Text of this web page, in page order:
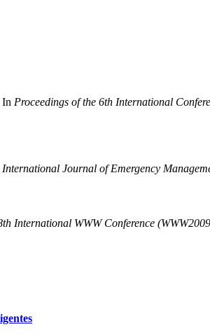
In Proceedings of the 6th International
International Journal of Emergency
International WWW Conference